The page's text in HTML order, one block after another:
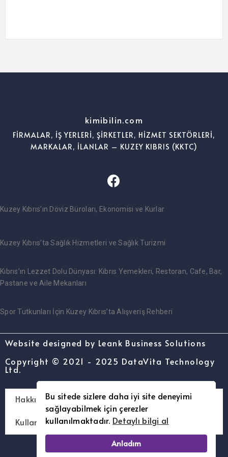
Bu sitede sizlere daha iyi site deneyimi
sağlayabilmek için çerezler
kullanılmaktadır. Detaylı bilgi al
Anladım
kimibilin.com
FİRMALAR, İŞ YERLERİ, ŞİRKETLER, HİZMET SEKTÖRLERİ,
MARKALAR, İLANLAR – KUZEY KIBRIS (KKTC)
Kuzey Kıbrıs’ın Döviz Büroları, Ekonomisi ve Kurlar
Kuzey Kıbrıs’ta Sağlık Hizmetleri ve Sağlık Turizmi
Kıbrıs’ın Lezzet Dolu Dünyası: Kıbrıs Yemekleri, Restoran, Cafe, Bar,
Pastane ve Aile Mekanları
Spor Tutkunları İçin Kuzey Kıbrıs’ta Alışveriş Rehberi
Website designed by Leank Business Solutions
Copyright © 2021 - 2025 DataVita Technology
Ltd.
Hakkımızda – [www.kimibilin.com]
Kullanım Şartları ve Gizlilik Politikası